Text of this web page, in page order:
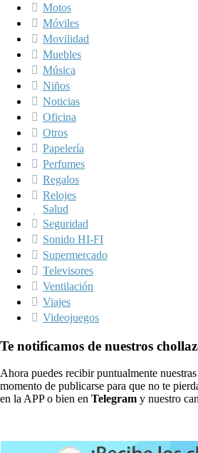
Motos
Móviles
Movilidad
Muebles
Música
Niños
Noticias
Oficina
Otros
Papelería
Perfumes
Regalos
Relojes
Salud
Seguridad
Sonido HI-FI
Supermercado
Televisores
Ventilación
Viajes
Videojuegos
Te notificamos de nuestros
Ahora puedes recibir puntualmente
momento de publicarse para que no te
en la APP o bien en Telegram y nuestro